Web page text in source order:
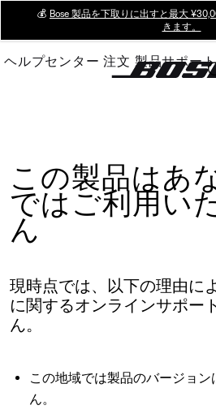
Main
💰 Bose 製品を下取りに出すと最大
きます。
ヘルプセンター 注文 製品サポート
この製品はあ
ではご利用い
ん
現時点では、以下の理由に
に関するオンラインサポー
ん。
この地域では製品のバージョ
ん。